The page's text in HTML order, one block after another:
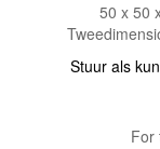
50 x 50
Stuur als
For